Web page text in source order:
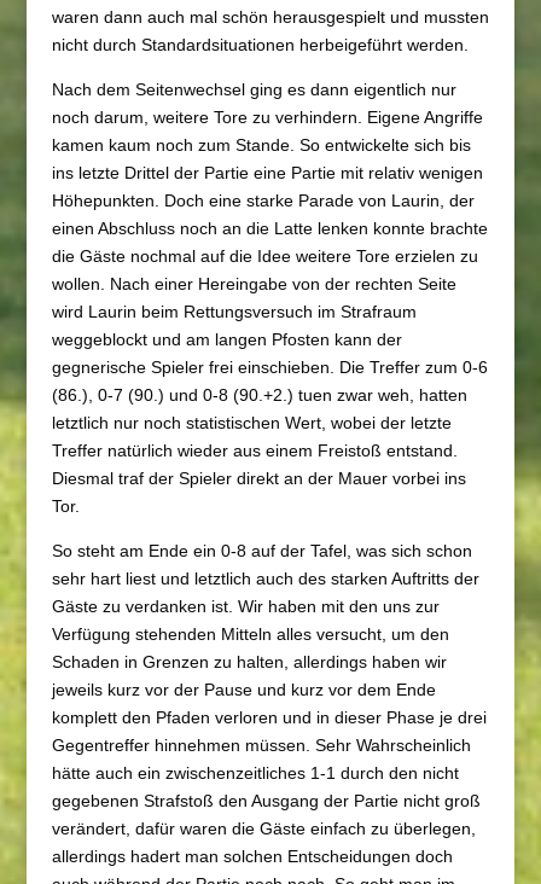
waren dann auch mal schön herausgespielt und mussten
nicht durch Standardsituationen herbeigeführt werden.
Nach dem Seitenwechsel ging es dann eigentlich nur
noch darum, weitere Tore zu verhindern. Eigene Angriffe
kamen kaum noch zum Stande. So entwickelte sich bis
ins letzte Drittel der Partie eine Partie mit relativ wenigen
Höhepunkten. Doch eine starke Parade von Laurin, der
einen Abschluss noch an die Latte lenken konnte brachte
die Gäste nochmal auf die Idee weitere Tore erzielen zu
wollen. Nach einer Hereingabe von der rechten Seite
wird Laurin beim Rettungsversuch im Strafraum
weggeblockt und am langen Pfosten kann der
gegnerische Spieler frei einschieben. Die Treffer zum 0-6
(86.), 0-7 (90.) und 0-8 (90.+2.) tuen zwar weh, hatten
letztlich nur noch statistischen Wert, wobei der letzte
Treffer natürlich wieder aus einem Freistoß entstand.
Diesmal traf der Spieler direkt an der Mauer vorbei ins
Tor.
So steht am Ende ein 0-8 auf der Tafel, was sich schon
sehr hart liest und letztlich auch des starken Auftritts der
Gäste zu verdanken ist. Wir haben mit den uns zur
Verfügung stehenden Mitteln alles versucht, um den
Schaden in Grenzen zu halten, allerdings haben wir
jeweils kurz vor der Pause und kurz vor dem Ende
komplett den Pfaden verloren und in dieser Phase je drei
Gegentreffer hinnehmen müssen. Sehr Wahrscheinlich
hätte auch ein zwischenzeitliches 1-1 durch den nicht
gegebenen Strafstoß den Ausgang der Partie nicht groß
verändert, dafür waren die Gäste einfach zu überlegen,
allerdings hadert man solchen Entscheidungen doch